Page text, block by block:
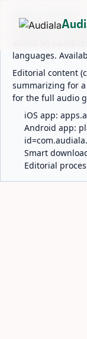
ABOUT AUDIALA
Audiala is an AI-
languages.
Editorial content
summarizing for
for the full audio
iOS app:
Android app:
Smart
Editorial